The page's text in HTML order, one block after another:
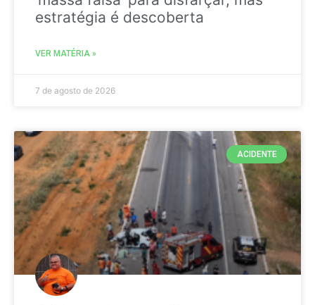
estratégia é descoberta
VER MATÉRIA »
7 de agosto de 2026
ACIDENTE